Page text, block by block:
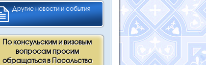
Другие новости и события
По консульским и визовым
вопросам просим
обращаться в Посольство